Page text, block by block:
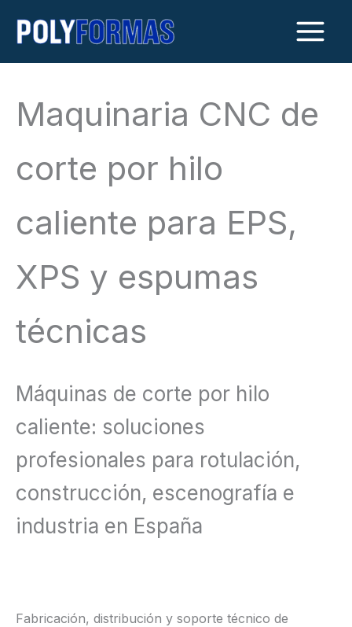
Maquinaria CNC de
corte por hilo
caliente para EPS,
XPS y espumas
técnicas
Máquinas de corte por hilo
caliente: soluciones
profesionales para rotulación,
construcción, escenografía e
industria en España
Fabricación, distribución y soporte técnico de